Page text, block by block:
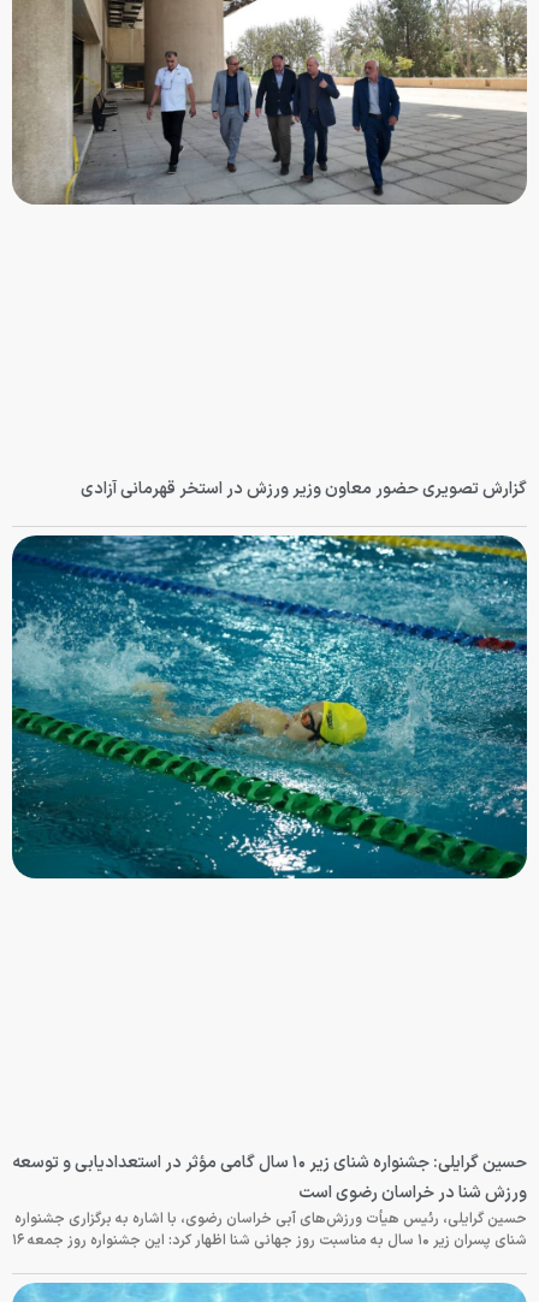
گزارش تصویری حضور معاون وزیر ورزش در استخر قهرمانی آزادی
حسین گرایلی: جشنواره شنای زیر ۱۰ سال گامی مؤثر در استعدادیابی و توسعه
ورزش شنا در خراسان رضوی است
حسین گرایلی، رئیس هیأت ورزش‌های آبی خراسان رضوی، با اشاره به برگزاری جشنواره
شنای پسران زیر ۱۰ سال به مناسبت روز جهانی شنا اظهار کرد: این جشنواره روز جمعه‌ ۱۶